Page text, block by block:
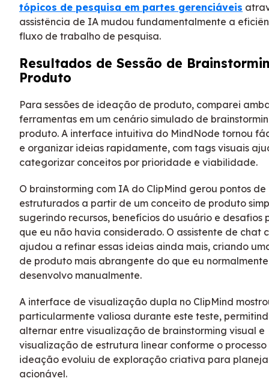
tópicos de pesquisa em partes gerenciáveis
assistência de IA mudou fundamentalmente a
fluxo de trabalho de pesquisa.
Resultados de Sessão de
Produto
Para sessões de ideação de produto, comparei
ferramentas em um cenário simulado de
produto. A interface intuitiva do MindNode tornou
e organizar ideias rapidamente, com tags visuais
categorizar conceitos por prioridade e viabilidade.
O brainstorming com IA do ClipMind gerou pontos
estruturados a partir de um conceito de produto
sugerindo recursos, benefícios do usuário e desafios
que eu não havia considerado. O assistente de chat
ajudou a refinar essas ideias ainda mais, criando
de produto mais abrangente do que eu normalmente
desenvolvo manualmente.
A interface de visualização dupla no ClipMind
particularmente valiosa durante este teste,
alternar entre visualização de brainstorming visual e
visualização de estrutura linear conforme o
ideação evoluiu de exploração criativa para
acionável.